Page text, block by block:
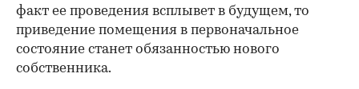
факт ее проведения всплывет в будущем, то
приведение помещения в первоначальное
состояние станет обязанностью нового
собственника.